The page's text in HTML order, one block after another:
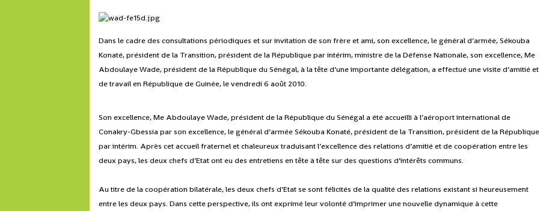
Dans le cadre des consultations périodiques et sur invitation de son frère et ami, son excellence, le général d’armée, Sékouba
Konaté, président de la Transition, président de la République par intérim, ministre de la Défense Nationale, son excellence, Me
Abdoulaye Wade, président de la République du Sénégal, à la tête d’une importante délégation, a effectué une visite d’amitié et
de travail en République de Guinée, le vendredi 6 août 2010.
Son excellence, Me Abdoulaye Wade, président de la République du Sénégal a été accueilli à l’aéroport international de
Conakry-Gbessia par son excellence, le général d’armée Sékouba Konaté, président de la Transition, président de la République
par intérim. Après cet accueil fraternel et chaleureux traduisant l’excellence des relations d’amitié et de coopération entre les
deux pays, les deux chefs d’Etat ont eu des entretiens en tête à tête sur des questions d’intérêts communs.
Au titre de la coopération bilatérale, les deux chefs d’Etat se sont félicités de la qualité des relations existant si heureusement
entre les deux pays. Dans cette perspective, ils ont exprimé leur volonté d’imprimer une nouvelle dynamique à cette